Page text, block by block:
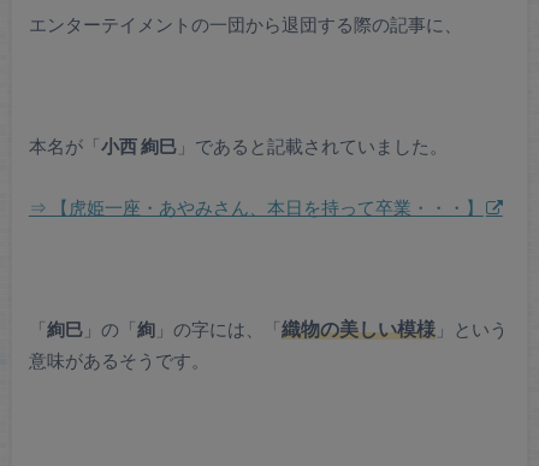
エンターテイメントの一団から退団する際の記事に、
本名が「小西 絢巳」であると記載されていました。
⇒ 【虎姫一座・あやみさん、本日を持って卒業・・・】
「絢巳」の「絢」の字には、「織物の美しい模様」という
意味があるそうです。